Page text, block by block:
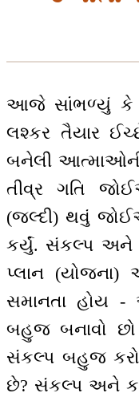
આજે સાંભળ્યું કે
લશ્કર તૈયાર
બનેલી
તીવ્ર ગતિ
(જલ્દી) થવું
કર્યું. સંકલ્પ અને
પ્લાન (યોજના)
સમાનતા હોય
બહુજ બનાવો
સંકલ્પ બહુજ
છે? સંકલ્પ અને